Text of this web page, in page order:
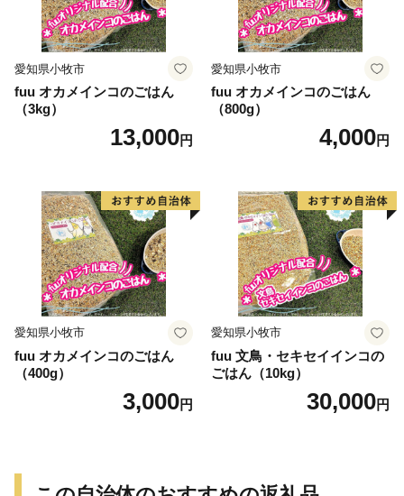
愛知県小牧市
fuu オカメインコのごはん
（3kg）
13,000円
愛知県小牧市
fuu オカメインコのごはん
（800g）
4,000円
愛知県小牧市
fuu オカメインコのごはん
（400g）
3,000円
愛知県小牧市
fuu 文鳥・セキセイインコの
ごはん（10kg）
30,000円